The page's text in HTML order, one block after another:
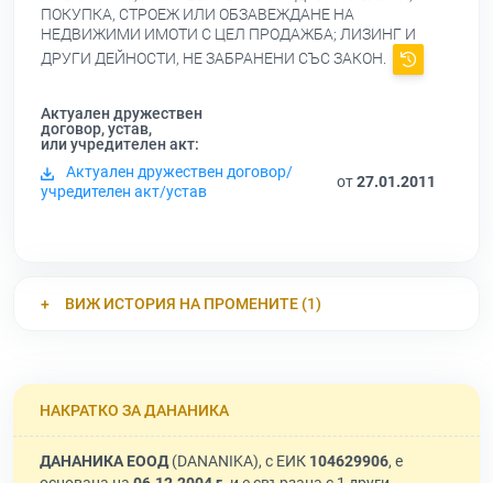
ПОКУПКА, СТРОЕЖ ИЛИ ОБЗАВЕЖДАНЕ НА
НЕДВИЖИМИ ИМОТИ С ЦЕЛ ПРОДАЖБА; ЛИЗИНГ И
ДРУГИ ДЕЙНОСТИ, НЕ ЗАБРАНЕНИ СЪС ЗАКОН.
Актуален дружествен
договор, устав,
или учредителен акт:
Актуален дружествен договор/
учредителен акт/устав
от27.01.2011
ВИЖ ИСТОРИЯ НА ПРОМЕНИТЕ (1)
НАКРАТКО ЗА ДАНАНИКА
ДАНАНИКА ЕООД(DANANIKA), с ЕИК 104629906, е